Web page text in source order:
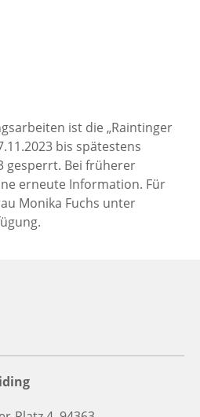
ist die „Raintinger
bis spätestens
gesperrt. Bei früherer
erneute Information. Für
Monika Fuchs unter